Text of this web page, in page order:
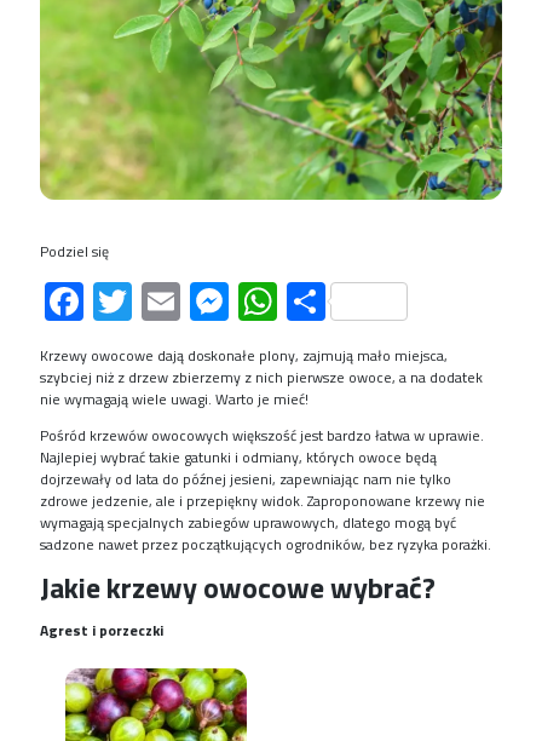
Podziel się
Facebook
Twitter
EmailMessenger
WhatsApp
Share
Krzewy owocowe dają doskonałe plony, zajmują mało miejsca,
szybciej niż z drzew zbierzemy z nich pierwsze owoce, a na dodatek
nie wymagają wiele uwagi. Warto je mieć!
Pośród krzewów owocowych większość jest bardzo łatwa w uprawie.
Najlepiej wybrać takie gatunki i odmiany, których owoce będą
dojrzewały od lata do późnej jesieni, zapewniając nam nie tylko
zdrowe jedzenie, ale i przepiękny widok. Zaproponowane krzewy nie
wymagają specjalnych zabiegów uprawowych, dlatego mogą być
sadzone nawet przez początkujących ogrodników, bez ryzyka porażki.
Jakie krzewy owocowe wybrać?
Agrest i porzeczki